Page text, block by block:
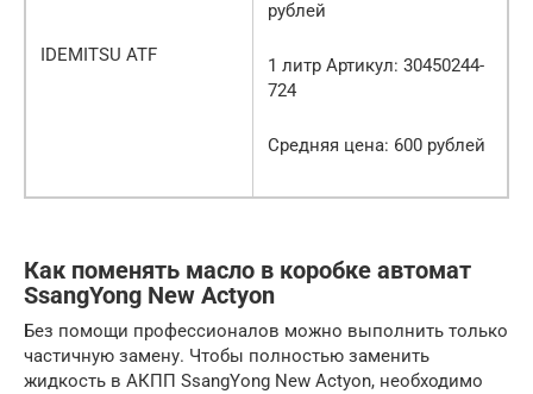
IDEMITSU ATF
рублей
1 литр Артикул: 30450244-
724
Средняя цена: 600 рублей
Как поменять масло в коробке автомат
SsangYong New Actyon
Без помощи профессионалов можно выполнить только
частичную замену. Чтобы полностью заменить
жидкость в АКПП SsangYong New Actyon, необходимо